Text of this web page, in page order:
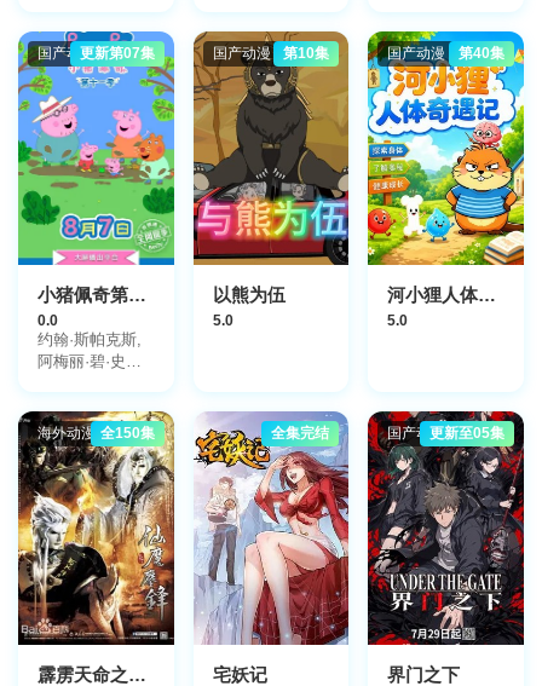
和宏,小林沙苗,
宫野真守,下野
纮,三宅健太,岸
佑二,千叶纱子,
高山南,川岛得
爱,远藤绫,川上
伦子,斋贺光希
国产动漫更新第07集
小猪佩奇第十二季
0.0
约翰·斯帕克斯,
阿梅丽·碧·史密
斯,Kira
Monteith,Alice
May
国产动漫 第10集
以熊为伍
5.0
国产动漫 第40集
河小狸人体奇遇记
5.0
海外动漫 全150集
霹雳天命之仙魔鏖锋
全集完结
宅妖记
国产动漫更新至05集
界门之下